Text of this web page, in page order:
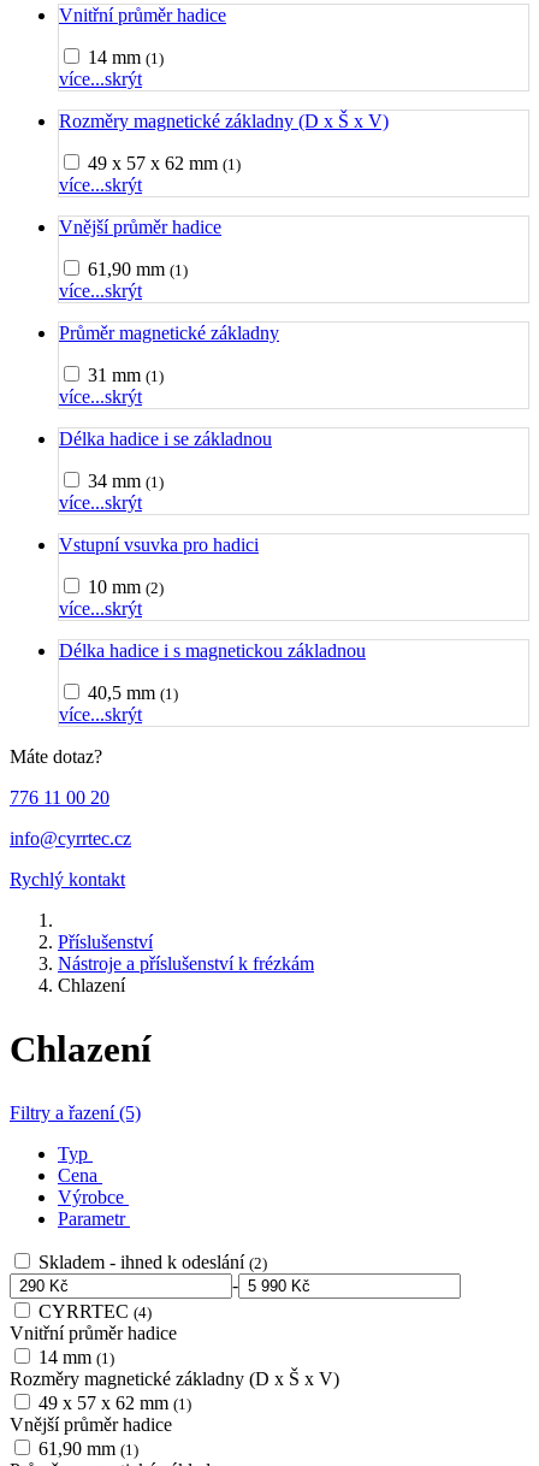
Vnitřní průměr hadice
14 mm (1)
více...skrýt
Rozměry magnetické základny (D x Š x V)
49 x 57 x 62 mm (1)
více...skrýt
Vnější průměr hadice
61,90 mm (1)
více...skrýt
Průměr magnetické základny
31 mm (1)
více...skrýt
Délka hadice i se základnou
34 mm (1)
více...skrýt
Vstupní vsuvka pro hadici
10 mm (2)
více...skrýt
Délka hadice i s magnetickou základnou
40,5 mm (1)
více...skrýt
Máte dotaz?
776 11 00 20
info@cyrrtec.cz
Rychlý kontakt
Příslušenství
Nástroje a příslušenství k frézkám
Chlazení
Chlazení
Filtry a řazení (5)
Typ
Cena
Výrobce
Parametr
Skladem - ihned k odeslání (2)
-
CYRRTEC (4)
Vnitřní průměr hadice
14 mm (1)
Rozměry magnetické základny (D x Š x V)
49 x 57 x 62 mm (1)
Vnější průměr hadice
61,90 mm (1)